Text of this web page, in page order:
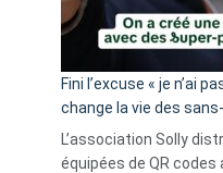
Fini l’excuse « je n’ai
change la vie des
L’association Solly
équipées de QR